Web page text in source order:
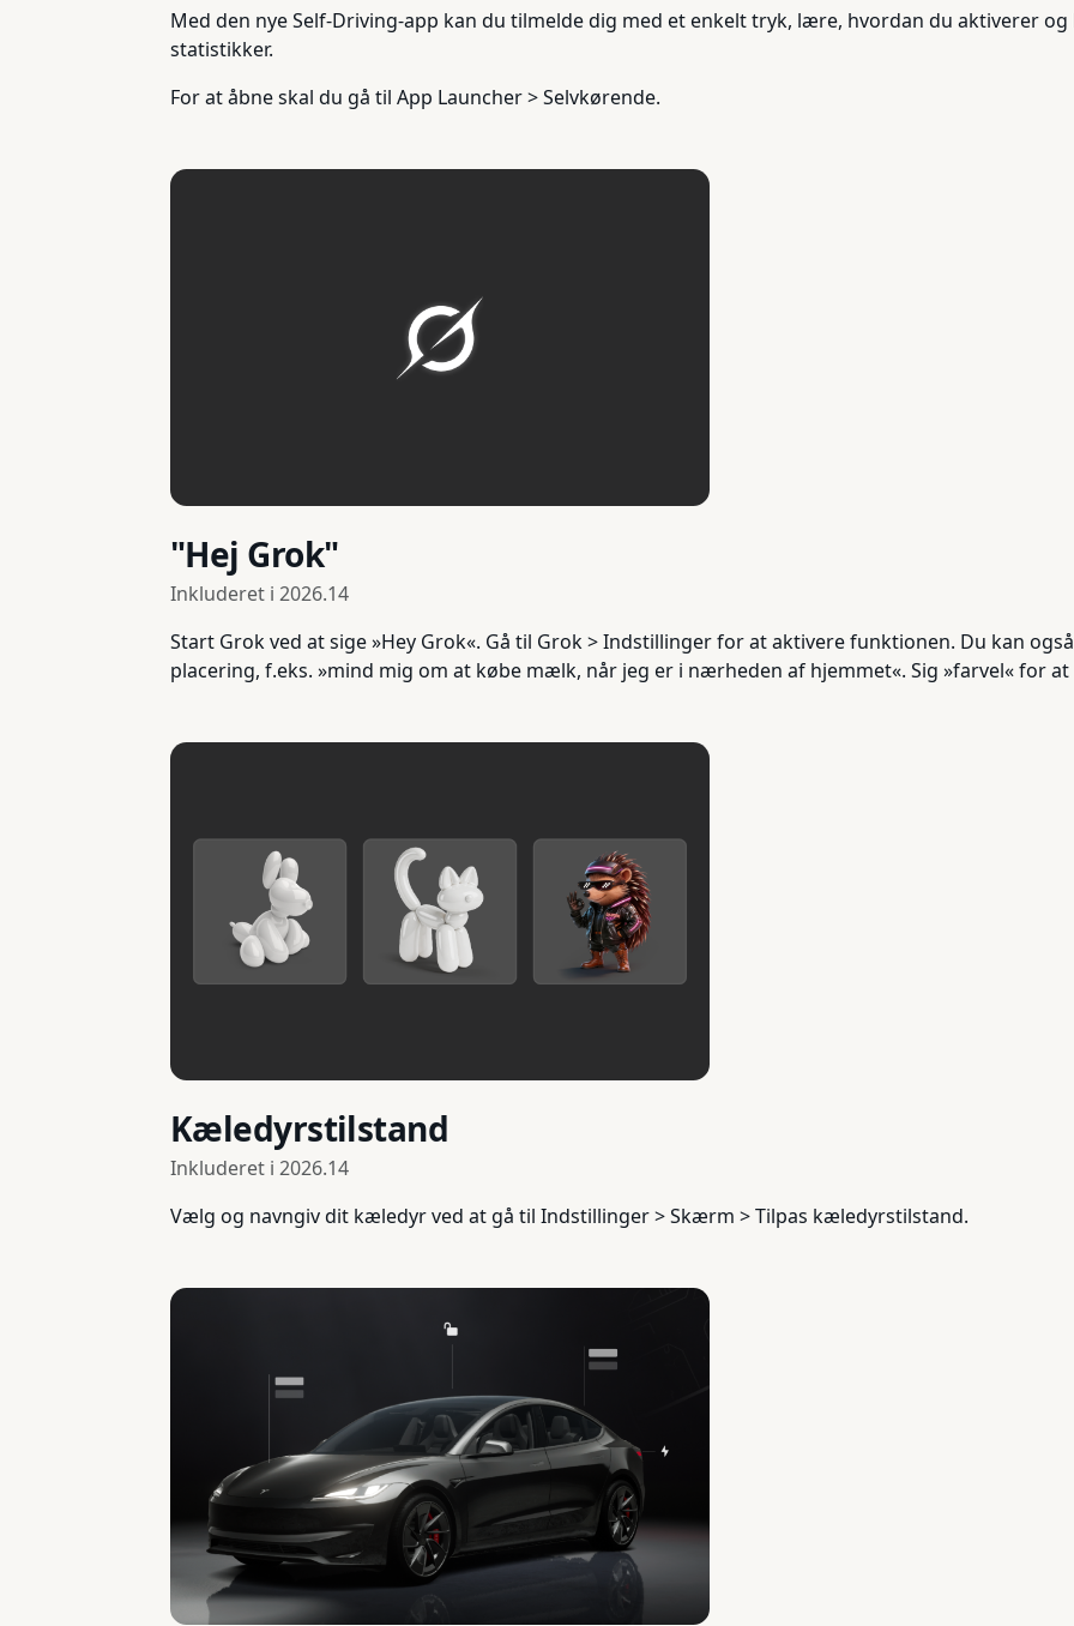
Med den nye Self-Driving-app kan du tilmelde dig med et enkelt tryk, lære, hvordan du aktiverer
statistikker.
For at åbne skal du gå til App Launcher > Selvkørende.
"Hej Grok"
Inkluderet i 2026.14
Start Grok ved at sige »Hey Grok«. Gå til Grok > Indstillinger for at aktivere funktionen. Du kan
placering, f.eks. »mind mig om at købe mælk, når jeg er i nærheden af hjemmet«. Sig »farvel« for at
Kæledyrstilstand
Inkluderet i 2026.14
Vælg og navngiv dit kæledyr ved at gå til Indstillinger > Skærm > Tilpas kæledyrstilstand.